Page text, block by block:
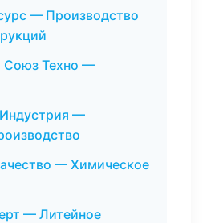
— Производство
Союз Техно —
—
— Химическое
— Литейное